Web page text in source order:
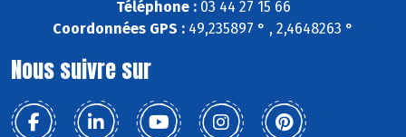
Téléphone :03 44 27 15 66
Coordonnées GPS : 49,235897 ° , 2,4648263 °
Nous suivre sur